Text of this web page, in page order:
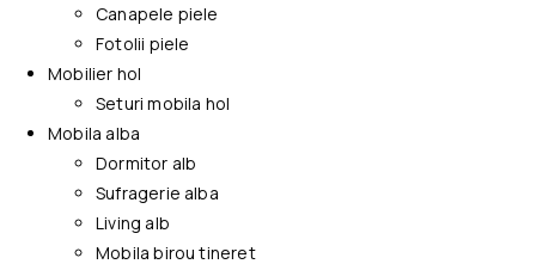
Canapele piele
Fotolii piele
Mobilier hol
Seturi mobila hol
Mobila alba
Dormitor alb
Sufragerie alba
Living alb
Mobila birou tineret